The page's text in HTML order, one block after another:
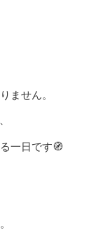
ません。
一日です🧭